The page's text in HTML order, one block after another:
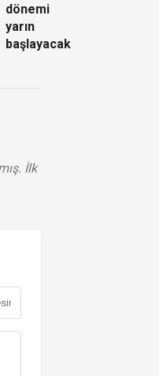
dönemi
yarın
başlayacak
İlk